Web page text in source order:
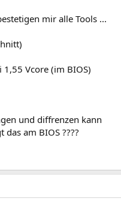
mir alle Tools ...
Vcore (im BIOS)
und diffrenzen kann
am BIOS ????